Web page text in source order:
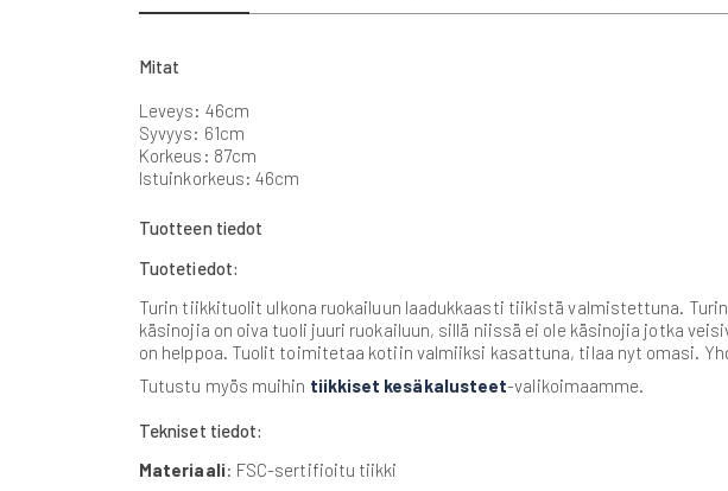
beginning
images
Mitat
Leveys: 46cm
Syvyys: 61cm
Korkeus: 87cm
Istuinkorkeus: 46cm
Tuotteen tiedot
Tuotetiedot:
Turin tiikkituolit ulkona ruokailuun laadukkaasti tiikistä valmistettuna.
käsinojia on oiva tuoli juuri ruokailuun, sillä niissä ei ole käsinojia jotka
on helppoa. Tuolit toimitetaa kotiin valmiiksi kasattuna, tilaa nyt omasi.
Tutustu myös muihin tiikkiset kesäkalusteet-valikoimaamme.
Tekniset tiedot:
Materiaali: FSC-sertifioitu tiikki